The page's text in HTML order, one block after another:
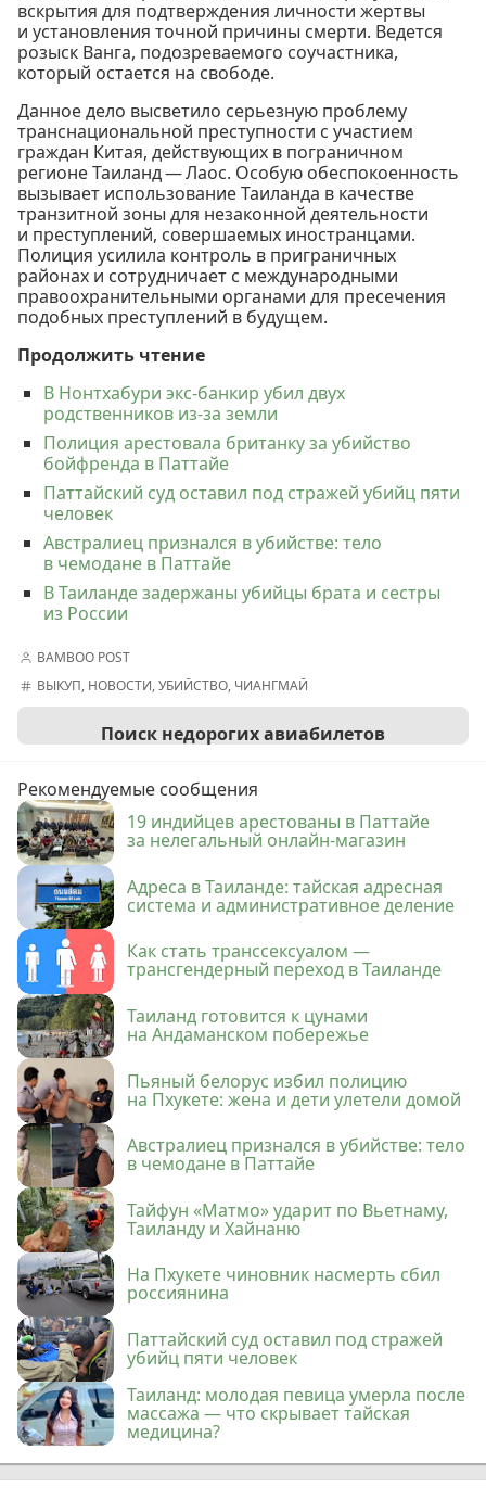
вскрытия для подтверждения личности жертвы
и установления точной причины смерти. Ведется
розыск Ванга, подозреваемого соучастника,
который остается на свободе.
Данное дело высветило серьезную проблему
транснациональной преступности с участием
граждан Китая, действующих в пограничном
регионе Таиланд — Лаос. Особую обеспокоенность
вызывает использование Таиланда в качестве
транзитной зоны для незаконной деятельности
и преступлений, совершаемых иностранцами.
Полиция усилила контроль в приграничных
районах и сотрудничает с международными
правоохранительными органами для пресечения
подобных преступлений в будущем.
Продолжить чтение
В Нонтхабури экс-банкир убил двух
родственников из-за земли
Полиция арестовала британку за убийство
бойфренда в Паттайе
Паттайский суд оставил под стражей убийц пяти
человек
Австралиец признался в убийстве: тело
в чемодане в Паттайе
В Таиланде задержаны убийцы брата и сестры
из России
BAMBOO POST
ВЫКУП, НОВОСТИ,УБИЙСТВО, ЧИАНГМАЙ
Поиск недорогих авиабилетов
Рекомендуемые сообщения
19 индийцев арестованы в Паттайе
за нелегальный онлайн-магазин
Адреса в Таиланде: тайская адресная
система и административное деление
Как стать транссексуалом —
трансгендерный переход в Таиланде
Таиланд готовится к цунами
на Андаманском побережье
Пьяный белорус избил полицию
на Пхукете: жена и дети улетели домой
Австралиец признался в убийстве: тело
в чемодане в Паттайе
Тайфун «Матмо» ударит по Вьетнаму,
Таиланду и Хайнаню
На Пхукете чиновник насмерть сбил
россиянина
Паттайский суд оставил под стражей
убийц пяти человек
Таиланд: молодая певица умерла после
массажа — что скрывает тайская
медицина?